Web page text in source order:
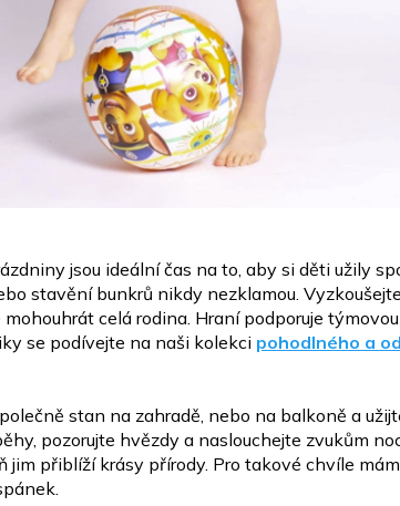
jsou ideální čas na to, aby si děti užily
stavění bunkrů nikdy nezklamou.
celá rodina. Hraní podporuje
se podívejte na naši kolekci pohodlného a
stan na zahradě, nebo na balkoně a
pozorujte hvězdy a naslouchejte zvukům
jim přiblíží krásy přírody. Pro takové chvíle